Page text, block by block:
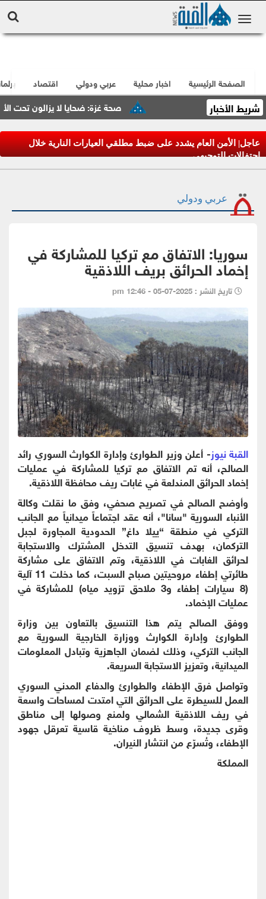
الصفحة الرئيسية اخبار محلية عربي ودولي اقتصاد
شريط الأخبار صحة غزة: ضحايا لا يزالون تحت
عاجل| الأمن العام يشدد على ضبط مطلقي العيارات النارية خلال
احتفالات التوجيهي
عربي ودولي
سوريا: الاتفاق مع تركيا للمشاركة في
إخماد الحرائق بريف اللاذقية
تاريخ النشر : 2025-07-05 - 12:46 pm
القبة نيوز- أعلن وزير الطوارئ وإدارة الكوارث السوري رائد
الصالح، أنه تم الاتفاق مع تركيا للمشاركة في عمليات
إخماد الحرائق المندلعة في غابات ريف محافظة اللاذقية.
وأوضح الصالح في تصريح صحفي، وفق ما نقلت وكالة
الأنباء السورية "سانا"، أنه عقد اجتماعاً ميدانياً مع الجانب
التركي في منطقة “ييلا داغ” الحدودية المجاورة لجبل
التركمان، بهدف تنسيق التدخل المشترك والاستجابة
لحرائق الغابات في اللاذقية، وتم الاتفاق على مشاركة
طائرتي إطفاء مروحيتين صباح السبت، كما دخلت 11 آلية
(8 سيارات إطفاء و3 ملاحق تزويد مياه) للمشاركة في
عمليات الإخماد.
ووفق الصالح يتم هذا التنسيق بالتعاون بين وزارة
الطوارئ وإدارة الكوارث ووزارة الخارجية السورية مع
الجانب التركي، وذلك لضمان الجاهزية وتبادل المعلومات
الميدانية، وتعزيز الاستجابة السريعة.
وتواصل فرق الإطفاء والطوارئ والدفاع المدني السوري
العمل للسيطرة على الحرائق التي امتدت لمساحات واسعة
في ريف اللاذقية الشمالي ولمنع وصولها إلى مناطق
وقرى جديدة، وسط ظروف مناخية قاسية تعرقل جهود
الإطفاء، وتُسرّع من انتشار النيران.
المملكة